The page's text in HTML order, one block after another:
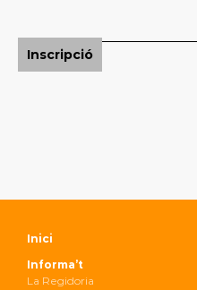
Inscripció
Inici
Informa’t
La Regidoria